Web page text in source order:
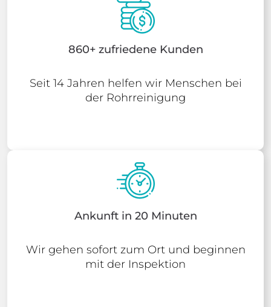
860+ zufriedene Kunden
Seit 14 Jahren helfen wir Menschen bei
der Rohrreinigung
Ankunft in 20 Minuten
Wir gehen sofort zum Ort und beginnen
mit der Inspektion